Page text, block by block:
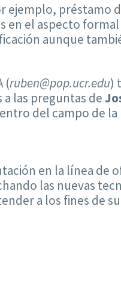
ejemplo, préstamo
en el aspecto
aunque
(ruben@pop.ucr.edu)
las preguntas de
del campo de
en la línea de
las nuevas
a los fines de